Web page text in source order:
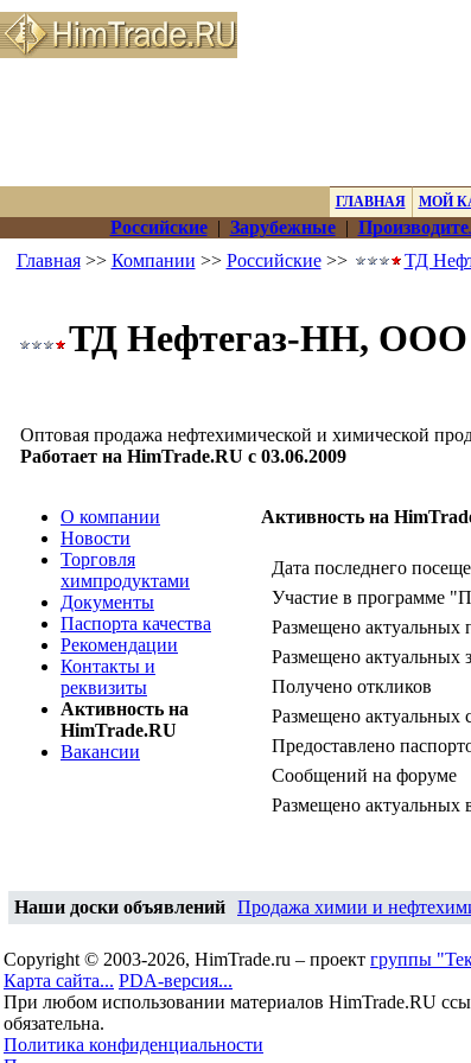
ГЛАВНАЯ МОЙ
Российские| Зарубежные|
Главная>> Компании >> Российские>> ТД
ТД Нефтегаз-НН, ООО
Оптовая продажа нефтехимической и химической
Работает на HimTrade.RU с 03.06.2009
О компании
Новости
Торговля
химпродуктами
Документы
Паспорта качества
Рекомендации
Контакты и
реквизиты
Активность на
HimTrade.RU
Вакансии
Активность на
Дата последнего
Участие в программе
Размещено актуальных
Размещено актуальных
Получено откликов
Размещено актуальных
Предоставлено
Сообщений на форуме
Размещено актуальных
Наши доски объявлений Продажа химии и
Copyright © 2003-2026, HimTrade.ru – проект группы
Карта сайта... PDA-версия...
При любом использовании материалов HimTrade.RU
обязательна.
Политика конфиденциальности